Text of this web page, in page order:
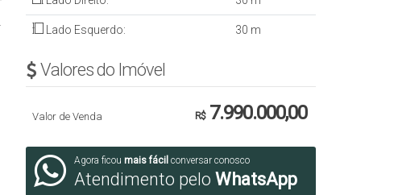
Lado Esquerdo: 30 m
Valores do Imóvel
R$7.990.000,00
Valor de Venda
Agora ficou mais fácil conversar conosco
Atendimento pelo WhatsApp